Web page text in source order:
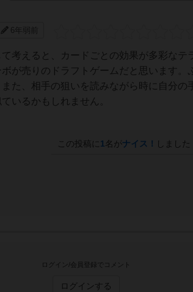
6年弱前
考えると、カードごとの効果が多彩なテ
が売りのドラフトゲームだと思います。
た、相手の狙いを読みながら時に自分
いるかもしれません。
この投稿に 1 名がナイス！ しました
ログイン/会員登録でコメント
ログインする